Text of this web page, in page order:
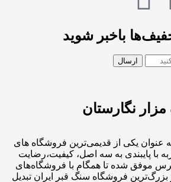
باخبر شوید
نگارستان
عنوان یکی از قدیمی‌ترین فروشگاه های
با پایبندی به سه اصل، کیفیت،رضایت
موفق شده تا همگام با فروشگاه‌های
بزرگ‌ترین فروشگاه سنگ قبر ایران تبدیل